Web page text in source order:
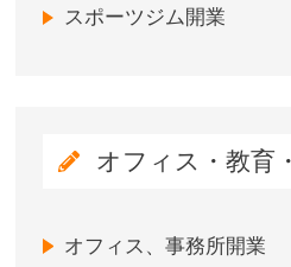
スポーツジム開業
オフィス・教育
オフィス、事務所開業